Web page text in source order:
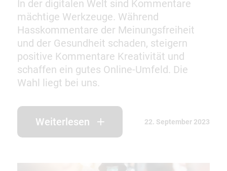
In der digitalen Welt sind Kommentare
mächtige Werkzeuge. Während
Hasskommentare der Meinungsfreiheit
und der Gesundheit schaden, steigern
positive Kommentare Kreativität und
schaffen ein gutes Online-Umfeld. Die
Wahl liegt bei uns.
Weiterlesen 22. September 2023